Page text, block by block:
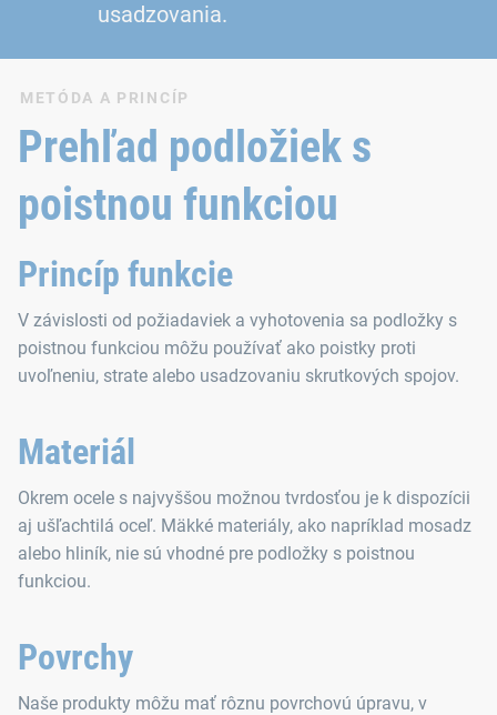
usadzovania.
METÓDA A PRINCÍP
Prehľad podložiek s
poistnou funkciou
Princíp funkcie
V závislosti od požiadaviek a vyhotovenia sa podložky s
poistnou funkciou môžu používať ako poistky proti
uvoľneniu, strate alebo usadzovaniu skrutkových spojov.
Materiál
Okrem ocele s najvyššou možnou tvrdosťou je k dispozícii
aj ušľachtilá oceľ. Mäkké materiály, ako napríklad mosadz
alebo hliník, nie sú vhodné pre podložky s poistnou
funkciou.
Povrchy
Naše produkty môžu mať rôznu povrchovú úpravu, v